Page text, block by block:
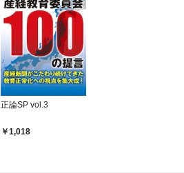
正論SP vol.3
1,018